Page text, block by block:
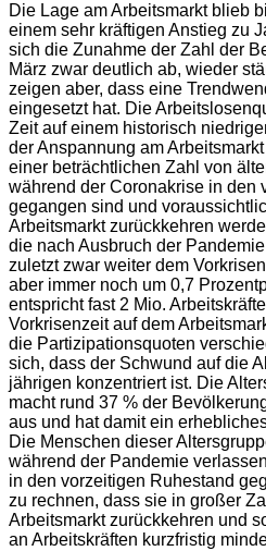
Die Lage am Arbeitsmarkt blieb
einem sehr kräftigen Anstieg zu
sich die Zunahme der Zahl der
März zwar deutlich ab, wieder
zeigen aber, dass eine
eingesetzt hat. Die
Zeit auf einem historisch
der Anspannung am
einer beträchtlichen Zahl von
während der Coronakrise in den
gegangen sind und
Arbeitsmarkt zurückkehren
die nach Ausbruch der
zuletzt zwar weiter dem
aber immer noch um 0,7
entspricht fast 2 Mio.
Vorkrisenzeit auf dem
die Partizipationsquoten
sich, dass der Schwund auf die
jährigen konzentriert ist. Die
macht rund 37 % der
aus und hat damit ein
Die Menschen dieser
während der Pandemie
in den vorzeitigen Ruhestand
zu rechnen, dass sie in großer
Arbeitsmarkt zurückkehren und
an Arbeitskräften kurzfristig